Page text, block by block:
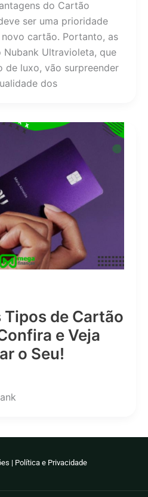
do Cartão
ser uma prioridade
cartão. Portanto, as
Ultravioleta, que
de luxo, vão surpreender
dos
Tipos de Cartão
e Veja
o Seu!
| Política e Privacidade